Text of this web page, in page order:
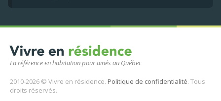
La référence en habitation pour ainés au Québec
2010-2026 © Vivre en résidence. Politique de confidentialité. Tous
droits réservés.